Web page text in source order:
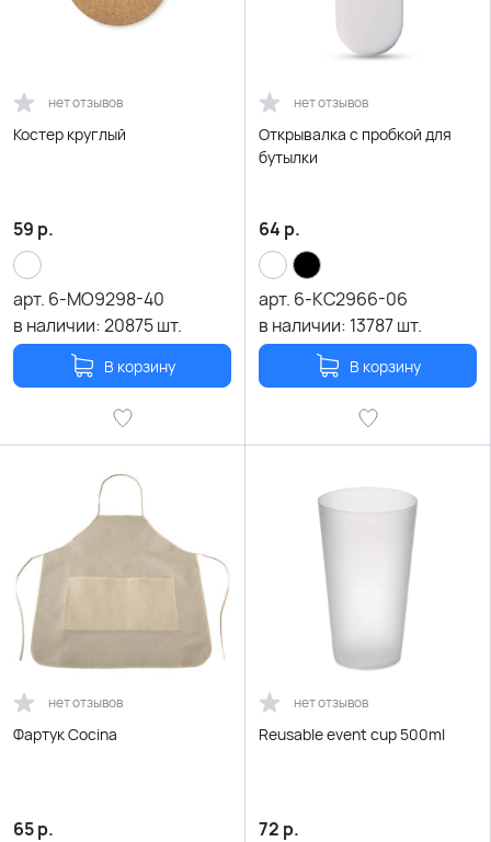
нет отзывов
Костер круглый
59 р.
арт. 6-MO9298-40
в наличии:20875шт.
В корзину
нет отзывов
Открывалка с пробкой для
бутылки
64 р.
арт. 6-KC2966-06
в наличии: 13787шт.
В корзину
нет отзывов
Фартук Cocina
65р.
нет отзывов
Reusable event cup 500ml
72 р.